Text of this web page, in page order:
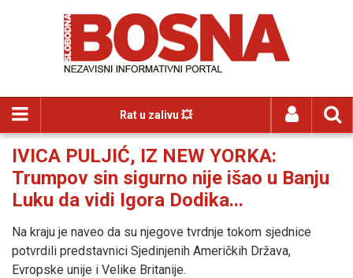
Rat u zalivu 💥
IVICA PULJIĆ, IZ NEW YORKA:
Trumpov sin sigurno nije išao u Banju
Luku da vidi Igora Dodika...
Na kraju je naveo da su njegove tvrdnje tokom sjednice
potvrdili predstavnici Sjedinjenih Američkih Država,
Evropske unije i Velike Britanije.